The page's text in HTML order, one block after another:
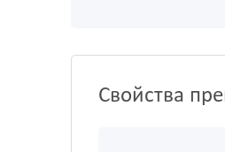
Свойства